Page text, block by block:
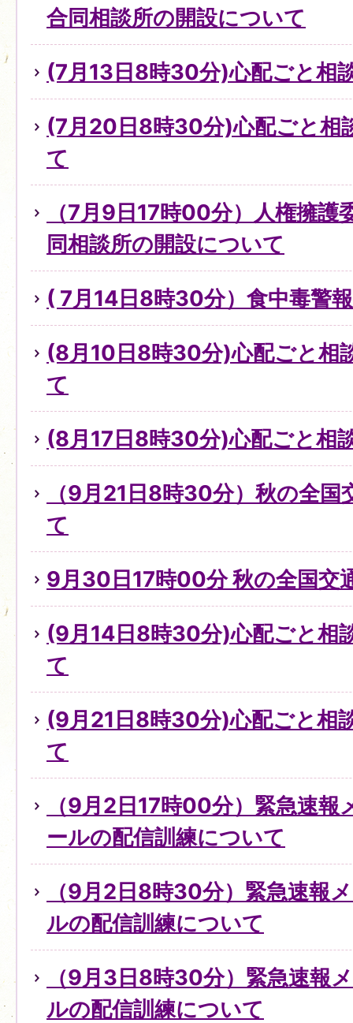
合同相談所の開設について
(7月13日8時30分)心配ごと相
(7月20日8時30分)心配ごと相
て
（7月9日17時00分）人権擁護
同相談所の開設について
( 7月14日8時30分）食中毒警
(8月10日8時30分)心配ごと相
て
(8月17日8時30分)心配ごと相
（9月21日8時30分）秋の全国
て
9月30日17時00分 秋の全国交
(9月14日8時30分)心配ごと相
て
(9月21日8時30分)心配ごと相
て
（9月2日17時00分）緊急速
ールの配信訓練について
（9月2日8時30分）緊急速報
ルの配信訓練について
（9月3日8時30分）緊急速報
ルの配信訓練について